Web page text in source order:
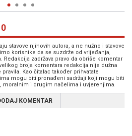
0
stavove njihovih autora, a ne nužno i stavove
korisnike da se suzdrže od vrijeđanja,
Redakcija zadržava pravo da obriše komentar
broja komentara redakcija nije dužna
Kao čitalac također prihvatate
mogu biti pronađeni sadržaji koji mogu biti
moralnim i drugim načelima i uvjerenjima.
KOMENTAR